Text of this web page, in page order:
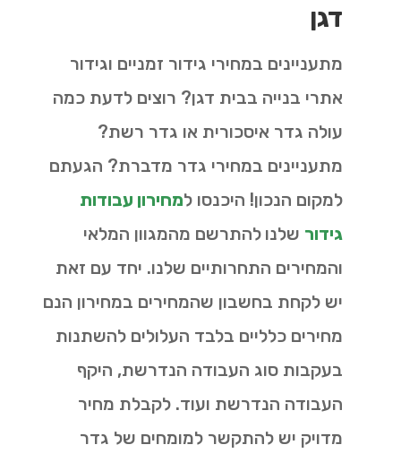
דגן
מתעניינים במחירי גידור זמניים וגידור
אתרי בנייה בבית דגן? רוצים לדעת כמה
עולה גדר איסכורית או גדר רשת?
מתעניינים במחירי גדר מדברת? הגעתם
למקום הנכון! היכנסו למחירון עבודות
גידור שלנו להתרשם מהמגוון המלאי
והמחירים התחרותיים שלנו. יחד עם זאת
יש לקחת בחשבון שהמחירים במחירון הנם
מחירים כלליים בלבד העלולים להשתנות
בעקבות סוג העבודה הנדרשת, היקף
העבודה הנדרשת ועוד. לקבלת מחיר
מדויק יש להתקשר למומחים של גדר